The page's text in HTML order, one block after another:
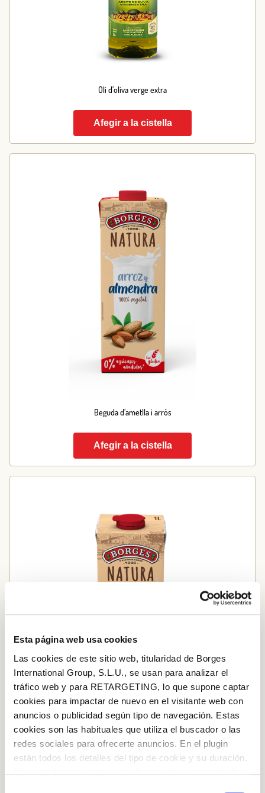
Esta página web usa cookies
Las cookies de este sitio web, titularidad de Borges
International Group, S.L.U., se usan para analizar el
tráfico web y para RETARGETING, lo que supone captar
cookies para impactar de nuevo en el visitante web con
anuncios o publicidad según tipo de navegación. Estas
cookies son las habituales que utiliza el buscador o las
redes sociales para ofrecerte anuncios. En el plugin
están todos los detalles del tipo de cookie y su duración.
Oli d’oliva verge extra
Afegir a la cistella
Beguda d’ametlla i arròs
Afegir a la cistella
Beguda d’avellana i arròs
Iniciar sessió amb Google